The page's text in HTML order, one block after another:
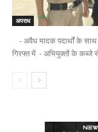
अपराध
- अवैध मादक पदार्थों के
गिरफ्त में - अभियुक्तों के कब्जे